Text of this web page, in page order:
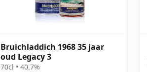
Bruichladdich 1968 35 jaar
oud Legacy 3
70cl • 40.7%